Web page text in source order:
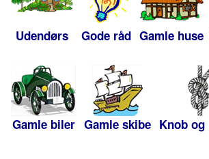
Udendørs Gode råd Gamle huse
Gamle biler Gamle skibe Knob og